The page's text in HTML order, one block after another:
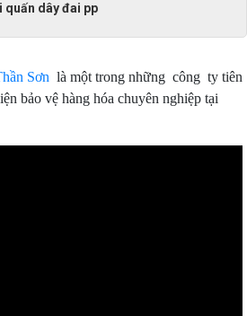
quấn dây đai pp
Sơn là một trong những công ty tiên
bảo vệ hàng hóa chuyên nghiệp tại